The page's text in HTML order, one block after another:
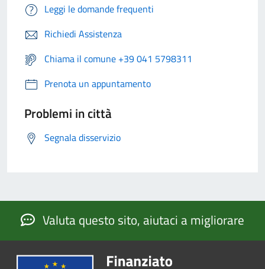
Leggi le domande frequenti
Richiedi Assistenza
Chiama il comune +39 041 5798311
Prenota un appuntamento
Problemi in città
Segnala disservizio
Valuta questo sito, aiutaci a migliorare